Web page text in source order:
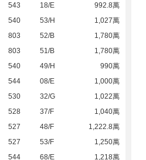
543 18/E
992.8萬
540 53/H
1,027萬
803 52/B
1,780萬
803 51/B
1,780萬
540 49/H
990萬
544 08/E
1,000萬
530 32/G
1,022萬
528 37/F
1,040萬
527 48/F
1,222.8萬
527 53/F
1,250萬
544 68/E
1,218萬